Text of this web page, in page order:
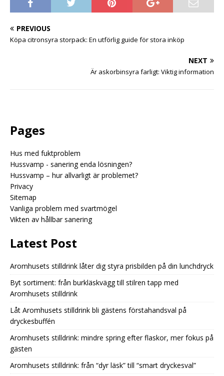
PREVIOUS
Köpa citronsyra storpack: En utförlig guide för stora inköp
NEXT
Är askorbinsyra farligt: Viktig information
Pages
Hus med fuktproblem
Hussvamp - sanering enda lösningen?
Hussvamp – hur allvarligt är problemet?
Privacy
Sitemap
Vanliga problem med svartmögel
Vikten av hållbar sanering
Latest Post
Aromhusets stilldrink låter dig styra prisbilden på din lunchdryck
Byt sortiment: från burkläskvägg till stilren tapp med
Aromhusets stilldrink
Låt Aromhusets stilldrink bli gästens förstahandsval på
dryckesbuffén
Aromhusets stilldrink: mindre spring efter flaskor, mer fokus på
gästen
Aromhusets stilldrink: från “dyr läsk” till “smart dryckesval”